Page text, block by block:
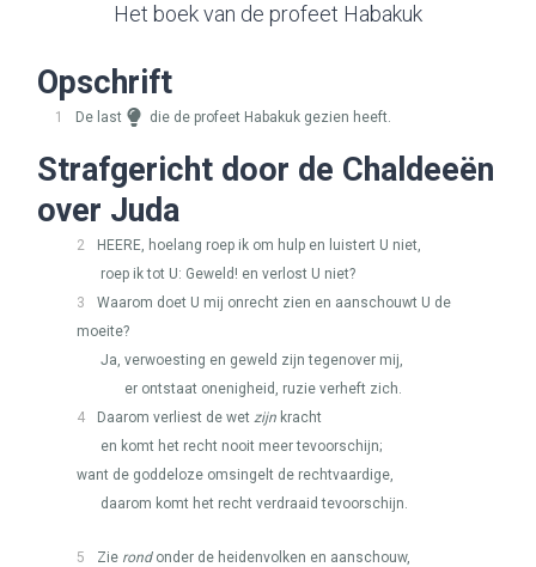
Het boek van de profeet Habakuk
Opschrift
1 De last die de profeet Habakuk gezien heeft.
Strafgericht door de Chaldeeën
over Juda
2 HEERE, hoelang roep ik om hulp en luistert U niet,
roep ik tot U: Geweld! en verlost U niet?
3
Waarom doet U mij onrecht zien en aanschouwt U de
moeite?
Ja, verwoesting en geweld zijn tegenover mij,
er ontstaat onenigheid, ruzie verheft zich.
4
Daarom verliest de wet zijn kracht
en komt het recht nooit meer tevoorschijn;
want de goddeloze omsingelt de rechtvaardige,
daarom komt het recht verdraaid tevoorschijn.
5 Zie rondonder de heidenvolken en aanschouw,